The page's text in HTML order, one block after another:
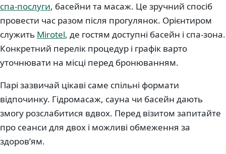
спа-послуги, басейни та масаж. Це зручний спосіб
провести час разом після прогулянок. Орієнтиром
служить Mirotel, де гостям доступні басейн і спа-зона.
Конкретний перелік процедур і графік варто
уточнювати на місці перед бронюванням.
Парі зазвичай цікаві саме спільні формати
відпочинку. Гідромасаж, сауна чи басейн дають
змогу розслабитися вдвох. Перед візитом запитайте
про сеанси для двох і можливі обмеження за
здоров’ям.